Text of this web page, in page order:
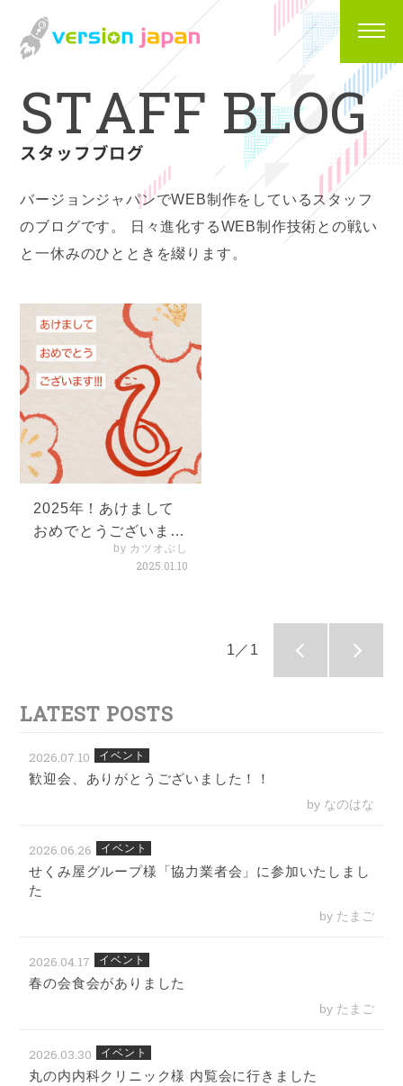
STAFF BLOG
スタッフブログ
バージョンジャパンでWEB制作をしているスタッフ
のブログです。
日々進化するWEB制作技術との戦い
と一休みのひとときを綴ります。
2025年！あけまして
おめでとうございま
by カツオぶし
2025.01.10
1／1
LATEST POSTS
2026.07.10 イベント
歓迎会、ありがとうございました！！
by なのはな
2026.06.26 イベント
せくみ屋グループ様「協力業者会」に参加いたしまし
た
by たまご
2026.04.17 イベント
春の会食会がありました
by たまご
2026.03.30 イベント
丸の内内科クリニック様 内覧会に行きました